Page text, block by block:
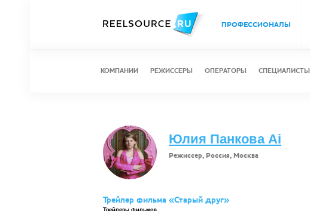
ПРОФЕССИОНАЛЫ
КОМПАНИИ РЕЖИССЕРЫ ОПЕРАТОРЫ СПЕЦИАЛИСТЫ
Юлия Панкова Ai
Режиссер, Россия, Москва
Трейлер фильма «Старый друг»